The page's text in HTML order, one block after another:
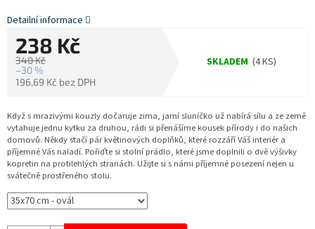
340 Kč
–30 %
238 Kč
196,69 Kč bez DPH
cena:
SKLADEM (4 KS)
Když s mrazivými kouzly dočaruje zima, jarní sluníčko už nabírá sílu a ze země
vytahuje jednu kytku za druhou, rádi si přenášíme kousek přírody i do našich
domovů. Někdy stačí pár květinových doplňků, které rozzáří Váš interiér a
příjemné Vás naladí. Pořiďte si stolní prádlo, které jsme doplnili o dvě výšivky
kopretin na protilehlých stranách. Užijte si s námi příjemné posezení nejen u
svátečně prostřeného stolu.
Detailní informace